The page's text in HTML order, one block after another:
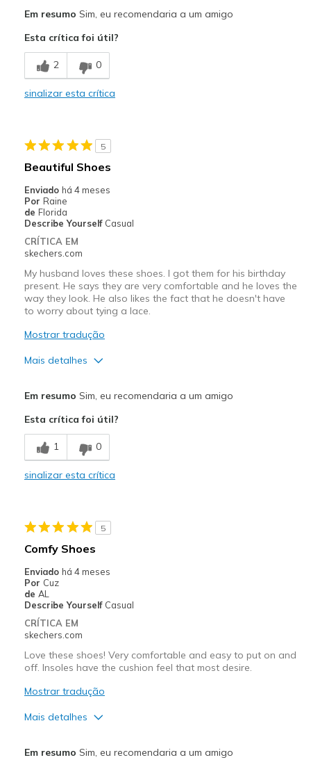
Durable
Stylish
Going Out
Width
Sizing
Feels true to size
View On Shoes
Em resumo Sim, eu recomendaria a um amigo
Esta crítica foi útil?
2 0
sinalizar esta crítica
5
Beautiful Shoes
Enviado há 4 meses
Por Raine
de Florida
Describe Yourself Casual
CRÍTICA EM
skechers.com
My husband loves these shoes. I got them for his birthday
present. He says they are very comfortable and he loves the
way they look. He also likes the fact that he doesn't have
to worry about tying a lace.
Mostrar tradução
Mais detalhes
Comfortable
Stylish
Going Out
Width
Sizing
Feels true to size
View On Shoes
Em resumo Sim, eu recomendaria a um amigo
Esta crítica foi útil?
1 0
sinalizar esta crítica
5
Comfy Shoes
Enviado há 4 meses
Por Cuz
de AL
Describe Yourself Casual
CRÍTICA EM
skechers.com
Love these shoes! Very comfortable and easy to put on and
off. Insoles have the cushion feel that most desire.
Mostrar tradução
Mais detalhes
Em resumo Sim, eu recomendaria a um amigo